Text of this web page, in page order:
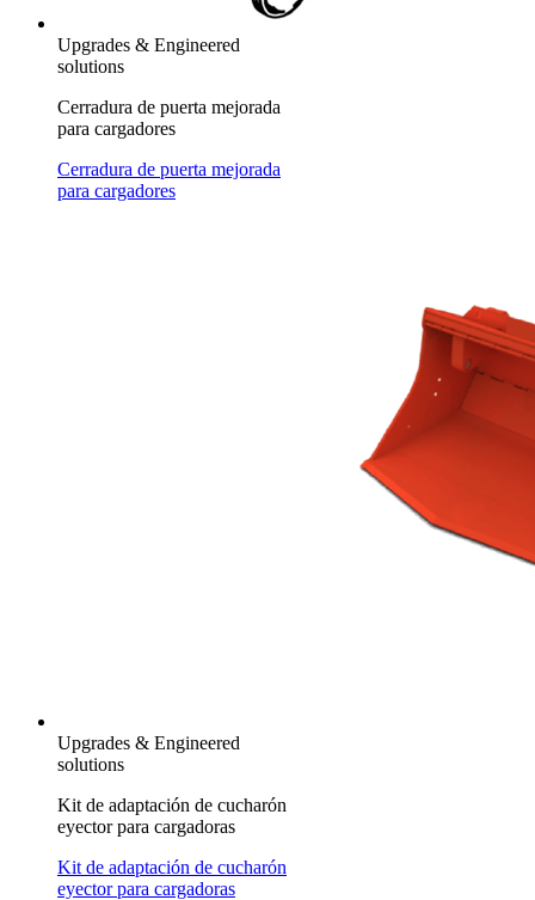
Upgrades & Engineered
solutions
Cerradura de puerta mejorada
para cargadores
Cerradura de puerta mejorada
para cargadores
Upgrades & Engineered
solutions
Kit de adaptación de cucharón
eyector para cargadoras
Kit de adaptación de cucharón
eyector para cargadoras